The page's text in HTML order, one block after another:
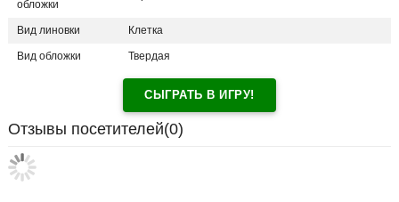
обложки
Вид линовки Клетка
Вид обложки Твердая
СЫГРАТЬ В ИГРУ!
Отзывы посетителей(0)